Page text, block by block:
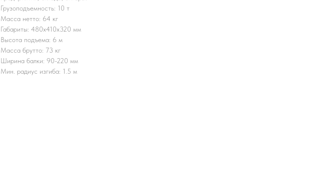
Грузоподъемность: 10 т
Масса нетто: 64 кг
Габариты: 480x410x320 мм
Высота подъема: 6 м
Масса брутто: 73 кг
Ширина балки: 90-220 мм
Мин. радиус изгиба: 1.5 м